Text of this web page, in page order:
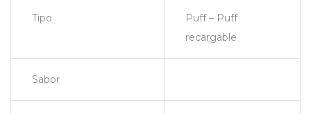
Tipo
Puff – Puff
recargable
Sabor